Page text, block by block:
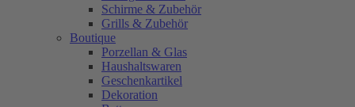
Schirme & Zubehör
Grills & Zubehör
Boutique
Porzellan & Glas
Haushaltswaren
Geschenkartikel
Dekoration